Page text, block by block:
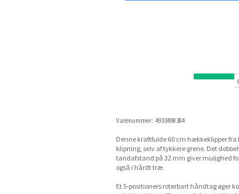
Varenummer: 4933498384
Denne kraftfulde 60 cm hækkeklipper
klipning, selv af tykkere grene. Det
tandafstand på 32 mm giver mulighed
også i hårdt træ.
Et 5-positioners roterbart håndtag øger